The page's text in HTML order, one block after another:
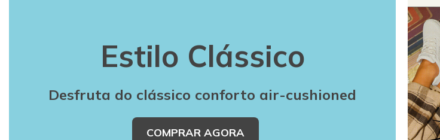
Estilo Clássico
Desfruta do clássico conforto air-cushioned
COMPRAR AGORA